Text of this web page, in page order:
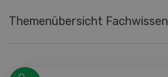
Themenübersicht Fachwissen